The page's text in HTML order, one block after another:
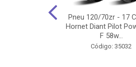
Pneu 120/70zr - 17
Hornet Diant Pilot
F 58w...
Código: 35032